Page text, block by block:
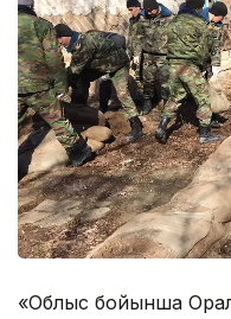
«Облыс бойынша